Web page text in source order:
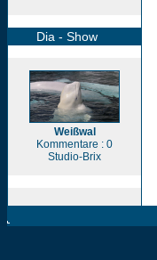
Dia - Show
Weißwal
Kommentare : 0
Studio-Brix